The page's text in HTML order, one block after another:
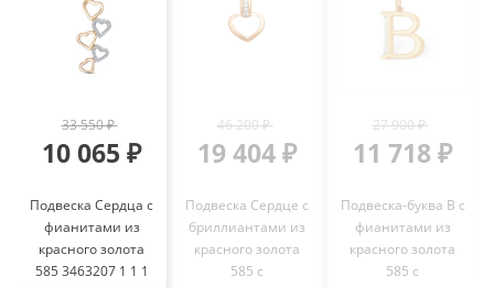
33 550 ₽
10 065 ₽
Подвеска Сердца с
фианитами из
красного золота
585 3463207 1 1 1
46 200 ₽
19 404 ₽
Подвеска Сердце с
бриллиантами из
красного золота
585 с
27 900 ₽
11 718 ₽
Подвеска-буква В с
фианитами из
красного золота
585 с